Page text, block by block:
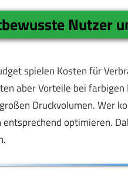
Nutzer
spielen Kosten für
aber Vorteile bei
Druckvolumen. Wer
entsprechend optimieren.